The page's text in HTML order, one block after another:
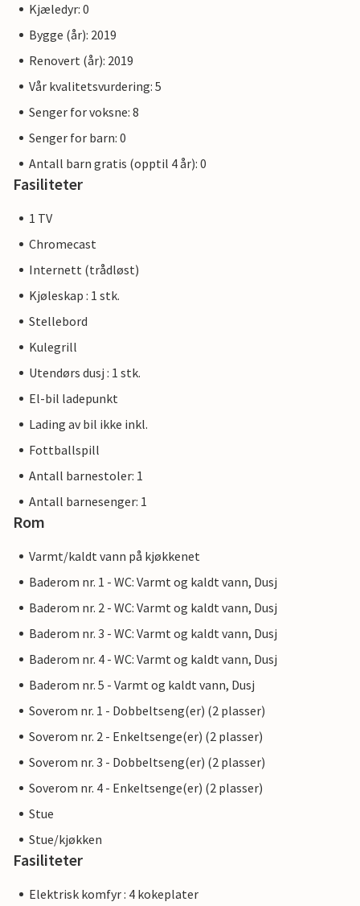
Kjæledyr: 0
Bygge (år): 2019
Renovert (år): 2019
Vår kvalitetsvurdering: 5
Senger for voksne: 8
Senger for barn: 0
Antall barn gratis (opptil 4 år): 0
Fasiliteter
1 TV
Chromecast
Internett (trådløst)
Kjøleskap : 1 stk.
Stellebord
Kulegrill
Utendørs dusj : 1 stk.
El-bil ladepunkt
Lading av bil ikke inkl.
Fottballspill
Antall barnestoler: 1
Antall barnesenger: 1
Rom
Varmt/kaldt vann på kjøkkenet
Baderom nr. 1 - WC: Varmt og kaldt vann, Dusj
Baderom nr. 2 - WC: Varmt og kaldt vann, Dusj
Baderom nr. 3 - WC: Varmt og kaldt vann, Dusj
Baderom nr. 4 - WC: Varmt og kaldt vann, Dusj
Baderom nr. 5 - Varmt og kaldt vann, Dusj
Soverom nr. 1 - Dobbeltseng(er) (2 plasser)
Soverom nr. 2 - Enkeltsenge(er) (2 plasser)
Soverom nr. 3 - Dobbeltseng(er) (2 plasser)
Soverom nr. 4 - Enkeltsenge(er) (2 plasser)
Stue
Stue/kjøkken
Fasiliteter
Elektrisk komfyr : 4 kokeplater